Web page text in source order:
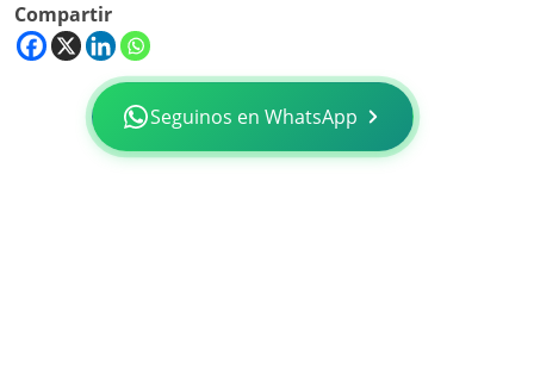
Compartir
Seguinos en WhatsApp